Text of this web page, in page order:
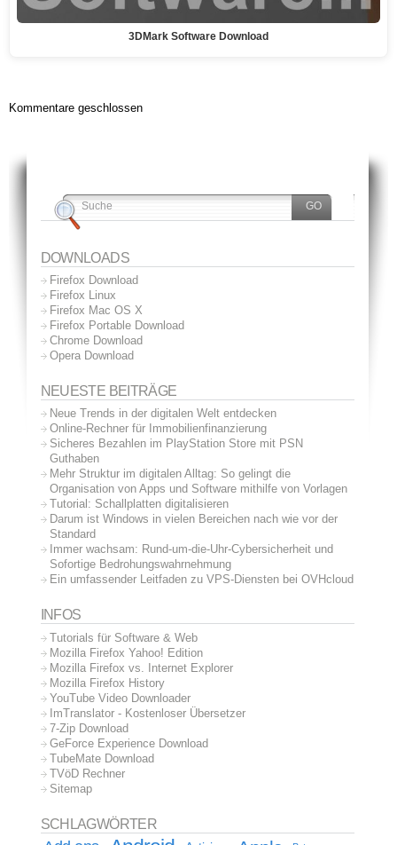
3DMark Software Download
Kommentare geschlossen
DOWNLOADS
Firefox Download
Firefox Linux
Firefox Mac OS X
Firefox Portable Download
Chrome Download
Opera Download
NEUESTE BEITRÄGE
Neue Trends in der digitalen Welt entdecken
Online-Rechner für Immobilienfinanzierung
Sicheres Bezahlen im PlayStation Store mit PSN
Guthaben
Mehr Struktur im digitalen Alltag: So gelingt die
Organisation von Apps und Software mithilfe von Vorlagen
Tutorial: Schallplatten digitalisieren
Darum ist Windows in vielen Bereichen nach wie vor der
Standard
Immer wachsam: Rund-um-die-Uhr-Cybersicherheit und
Sofortige Bedrohungswahrnehmung
Ein umfassender Leitfaden zu VPS-Diensten bei OVHcloud
INFOS
Tutorials für Software & Web
Mozilla Firefox Yahoo! Edition
Mozilla Firefox vs. Internet Explorer
Mozilla Firefox History
YouTube Video Downloader
ImTranslator - Kostenloser Übersetzer
7-Zip Download
GeForce Experience Download
TubeMate Download
TVöD Rechner
Sitemap
SCHLAGWÖRTER